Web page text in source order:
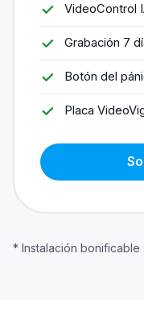
VideoControl
Grabación 7
Botón del
Placa
* Instalación